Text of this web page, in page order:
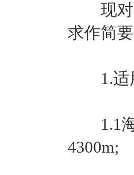
现对其
求作简
1.适
1.1海
4300m;